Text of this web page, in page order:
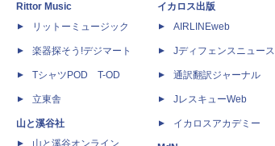
Rittor Music
リットーミュージック
楽器探そう!デジマート
TシャツPOD T-OD
立東舎
山と溪谷社
山と溪谷オンライン
イカロス出版
AIRLINEweb
Jディフェンスニュース
通訳翻訳ジャーナル
JレスキューWeb
イカロスアカデミー